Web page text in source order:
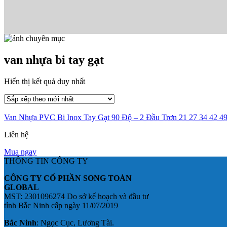
van nhựa bi tay gạt
Hiển thị kết quả duy nhất
Van Nhựa PVC Bi Inox Tay Gạt 90 Độ – 2 Đầu Trơn 21 27 34 42
Liên hệ
Mua ngay
THÔNG TIN CÔNG TY
CÔNG TY CỔ PHẦN SONG TOÀN
GLOBAL
MST: 2301096274 Do sở kế hoạch và đầu tư
tỉnh Bắc Ninh cấp ngày 11/07/2019
Bắc Ninh: Ngọc Cục, Lương Tài.